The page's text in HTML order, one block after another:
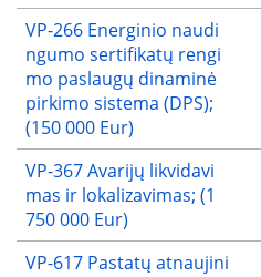
VP-266 Energinio naudi
ngumo sertifikatų rengi
mo paslaugų dinaminė
pirkimo sistema (DPS);
(150 000 Eur)
VP-367 Avarijų likvidavi
mas ir lokalizavimas; (1
750 000 Eur)
VP-617 Pastatų atnaujini